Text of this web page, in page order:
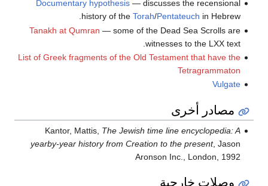
Documentary hypothesis— discusses the recensional
history of theTorah/Pentateuchin Hebrew.
Tanakh at Qumran— some of the Dead Sea Scrolls are
witnesses to the LXX text.
List of Greek fragments of the Old Testament that have the
Tetragrammaton
Vulgate
مصادر أخرى
Kantor, Mattis,The Jewish time line encyclopedia: A
yearby-year history from Creation to the present, Jason
Aronson Inc., London, 1992
وصلات خارجية